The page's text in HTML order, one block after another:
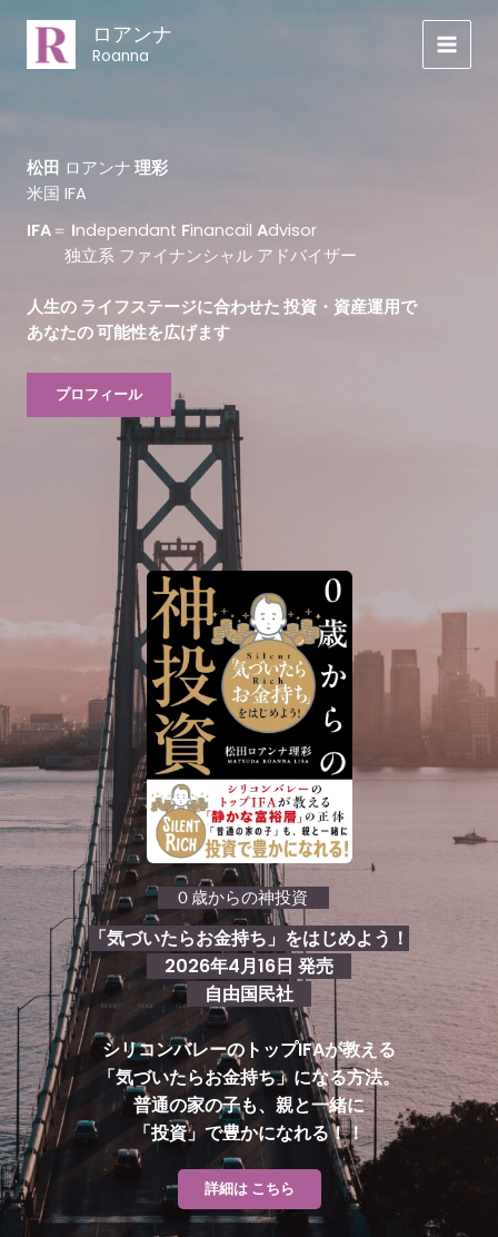
ロアンナ
Roanna
松田 ロアンナ 理彩
米国 IFA
IFA＝ Independant Financail Advisor
独立系 ファイナンシャル アドバイザー
人生の ライフステージに合わせた 投資・資産運用で
あなたの 可能性を広げます
プロフィール
０歳からの神投資
「気づいたらお金持ち」をはじめよう！
2026年4月16日 発売
自由国民社
シリコンバレーのトップIFAが教える
「気づいたらお金持ち」になる方法。
普通の家の子も、親と一緒に
「投資」で豊かになれる！！
詳細は こちら